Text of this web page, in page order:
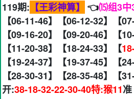
119期: 【王彩神算】 👈⒂组3中
【06-11-46】【06-12-32】【
【09-16-20】【09-20-46】【
【11-20-38】【18-24-33】【
【19-24-37】【19-37-45】【
【28-30-31】【28-35-48】【
开:38-18-32-22-30-40特:猴11准